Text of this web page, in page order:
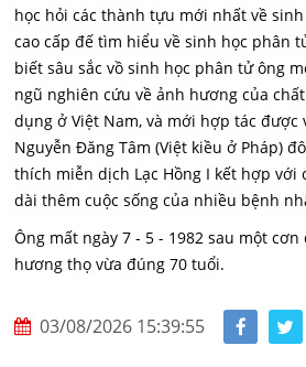
học hỏi các thành tựu mới nhất về
cao cấp đế tìm hiểu về sinh học phân
biết sâu sắc vồ sinh học phân tử ông
ngũ nghiên cứu về ảnh hương của
dụng ở Việt Nam, và mới hợp tác được
Nguyễn Đăng Tâm (Việt kiều ở Pháp)
thích miễn dịch Lạc Hồng I kết hợp với
dài thêm cuộc sống của nhiều bệnh
Ông mất ngày 7 - 5 - 1982 sau một
hương thọ vừa đúng 70 tuổi.
03/08/2026 15:39:55